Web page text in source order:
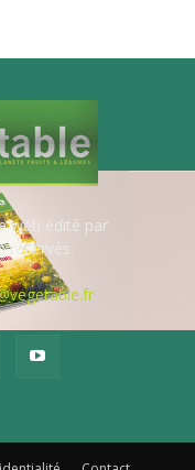
web édité par
réservés.